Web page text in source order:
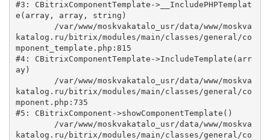
#3: CBitrixComponentTemplate->__IncludePHPTemplat
e(array, array, string)
katalog.ru/bitrix/modules/main/classes/general/co
mponent_template.php:815
#4: CBitrixComponentTemplate->IncludeTemplate(arr
ay)
katalog.ru/bitrix/modules/main/classes/general/co
mponent.php:735
#5: CBitrixComponent->showComponentTemplate()
katalog.ru/bitrix/modules/main/classes/general/co